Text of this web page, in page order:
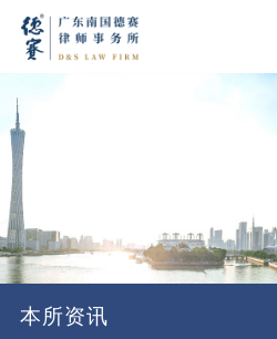
本所资讯